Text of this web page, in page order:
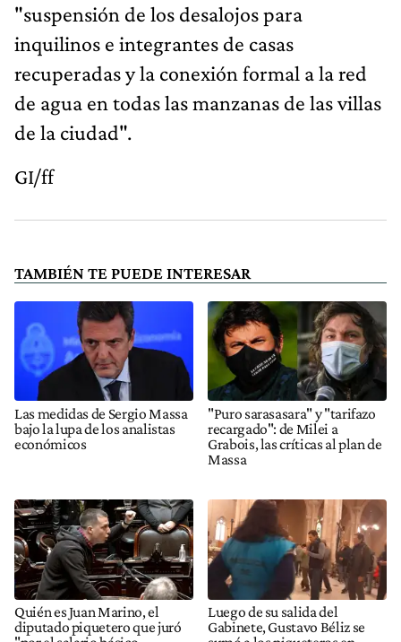
"suspensión de los desalojos para
inquilinos e integrantes de casas
recuperadas y la conexión formal a la red
de agua en todas las manzanas de las villas
de la ciudad".
GI/ff
TAMBIÉN TE PUEDE INTERESAR
Las medidas de Sergio Massa
bajo la lupa de los analistas
económicos
"Puro sarasasara" y "tarifazo
recargado": de Milei a
Grabois, las críticas al plan de
Massa
Quién es Juan Marino, el
diputado piquetero que juró
Luego de su salida del
Gabinete, Gustavo Béliz se